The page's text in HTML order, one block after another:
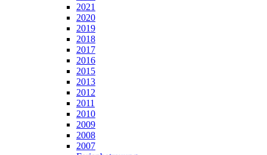
2021
2020
2019
2018
2017
2016
2015
2013
2012
2011
2010
2009
2008
2007